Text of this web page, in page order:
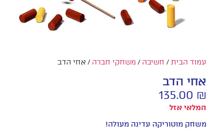
עמוד הבית/ חשיבה / משחקי חברה / אחי הדב
אחי הדב
135.00 ₪
המלאי אזל
משחק מוטוריקה עדינה מעולה!